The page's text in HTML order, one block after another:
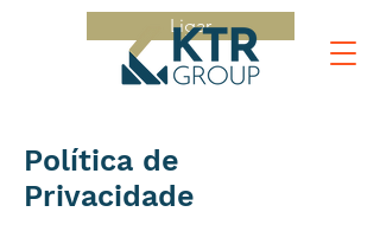
Ligar
Política de
Privacidade